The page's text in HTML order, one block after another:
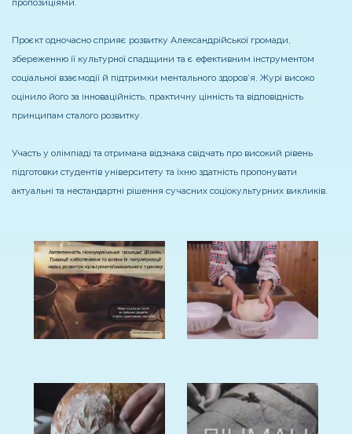
Проєкт одночасно сприяє розвитку Александрійської громади,
збереженню її культурної спадщини та є ефективним інструментом
соціальної взаємодії й підтримки ментального здоров’я. Журі високо
оцінило його за інноваційність, практичну цінність та відповідність
принципам сталого розвитку.
Участь у олімпіаді та отримана відзнака свідчать про високий рівень
підготовки студентів університету та їхню здатність пропонувати
актуальні та нестандартні рішення сучасних соціокультурних викликів.